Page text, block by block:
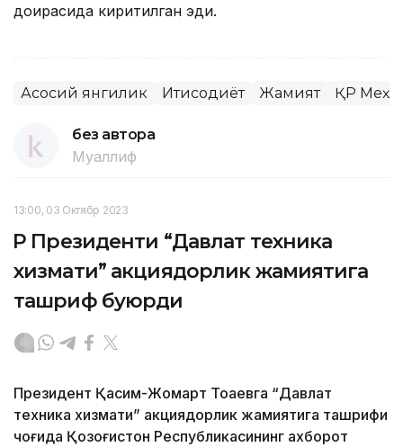
доирасида киритилган эди.
Асосий янгилик Иқтисодиёт Жамият ҚР
без автора
Муаллиф
13:00, 03 Октябр 2023
ҚР Президенти “Давлат техника
хизмати” акциядорлик жамиятига
ташриф буюрди
Президент Қасим-Жомарт Тоқаевга “Давлат
техника хизмати” акциядорлик жамиятига ташрифи
чоғида Қозоғистон Республикасининг ахборот